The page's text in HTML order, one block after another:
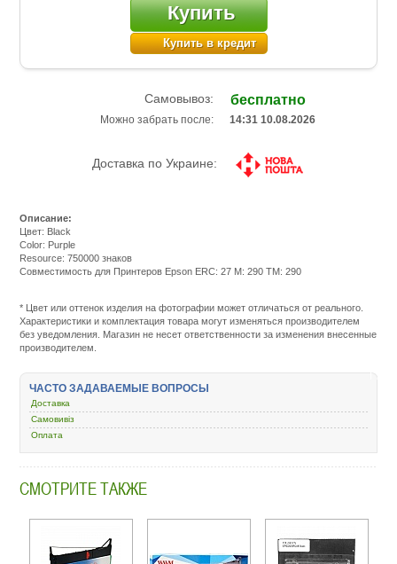
Купить
Купить в кредит
Самовывоз: бесплатно
Можно забрать после: 14:31 10.08.2026
Доставка по Украине:
Описание:
Цвет: Black
Color: Purple
Resource: 750000 знаков
Совместимость для Принтеров Epson ERC: 27 M: 290 TM: 290
rashodnye-
materialy/5260-
kartridzh-
epson-
* Цвет или оттенок изделия на фотографии может отличаться от реального.
Характеристики и комплектация товара могут изменяться производителем
без уведомления. Магазин не несет ответственности за изменения внесенные
производителем.
ЧАСТО ЗАДАВАЕМЫЕ ВОПРОСЫ
Доставка
Самовивіз
Оплата
СМОТРИТЕ ТАКЖЕ